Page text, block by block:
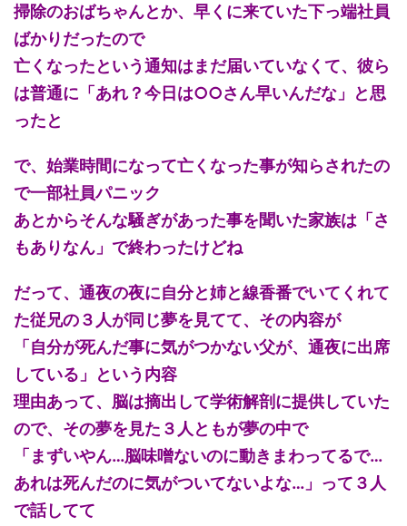
掃除のおばちゃんとか、早くに来ていた下っ端社員
ばかりだったので
亡くなったという通知はまだ届いていなくて、彼ら
は普通に「あれ？今日は○○さん早いんだな」と思
ったと
で、始業時間になって亡くなった事が知らされたの
で一部社員パニック
あとからそんな騒ぎがあった事を聞いた家族は「さ
もありなん」で終わったけどね
だって、通夜の夜に自分と姉と線香番でいてくれて
た従兄の３人が同じ夢を見てて、その内容が
「自分が死んだ事に気がつかない父が、通夜に出席
している」という内容
理由あって、脳は摘出して学術解剖に提供していた
ので、その夢を見た３人ともが夢の中で
「まずいやん…脳味噌ないのに動きまわってるで…
あれは死んだのに気がついてないよな…」って３人
で話してて